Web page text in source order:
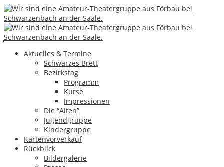
Aktuelles & Termine
Schwarzes Brett
Bezirkstag
Programm
Kurse
Impressionen
Die “Alten”
Jugendgruppe
Kindergruppe
Kartenvorverkauf
Rückblick
Bildergalerie
08 Apr.
Ju – Zu früh getraut